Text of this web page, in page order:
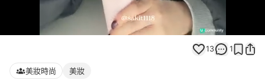
Loaded
94.86%
13 1
美妝時尚 美妝